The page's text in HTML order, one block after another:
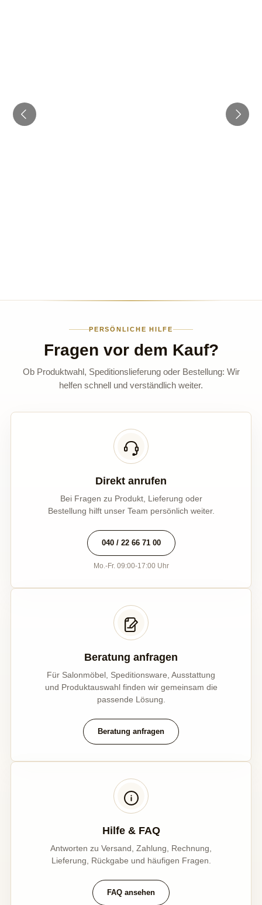
PERSÖNLICHE HILFE
Fragen vor dem Kauf?
Ob Produktwahl, Speditionslieferung oder Bestellung: Wir
helfen schnell und verständlich weiter.
Direkt anrufen
Bei Fragen zu Produkt, Lieferung oder
Bestellung hilft unser Team persönlich weiter.
040 / 22 66 71 00
Mo.-Fr. 09:00-17:00 Uhr
Beratung anfragen
Für Salonmöbel, Speditionsware, Ausstattung
und Produktauswahl finden wir gemeinsam die
passende Lösung.
Beratung anfragen
Hilfe & FAQ
Antworten zu Versand, Zahlung, Rechnung,
Lieferung, Rückgabe und häufigen Fragen.
FAQ ansehen